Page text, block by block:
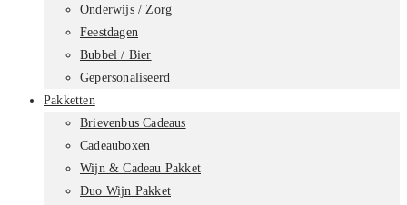
Onderwijs / Zorg
Feestdagen
Bubbel / Bier
Gepersonaliseerd
Pakketten
Brievenbus Cadeaus
Cadeauboxen
Wijn & Cadeau Pakket
Duo Wijn Pakket